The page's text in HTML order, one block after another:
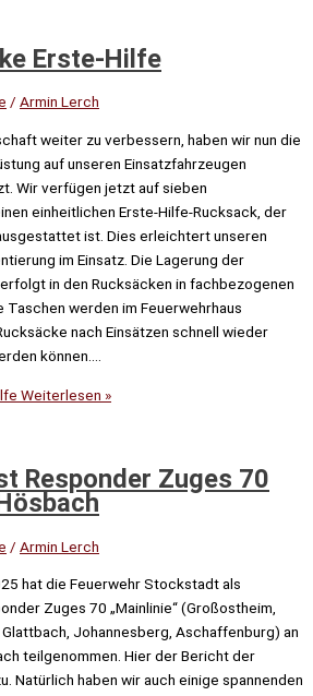
Erste-Hilfe
/ Armin Lerch
weiter zu verbessern, haben wir nun die
auf unseren Einsatzfahrzeugen
Wir verfügen jetzt auf sieben
einheitlichen Erste-Hilfe-Rucksack, der
ist. Dies erleichtert unseren
im Einsatz. Die Lagerung der
in den Rucksäcken in fachbezogenen
werden im Feuerwehrhaus
nach Einsätzen schnell wieder
können….
Weiterlesen »
Responder Zuges 70
/ Armin Lerch
hat die Feuerwehr Stockstadt als
Zuges 70 „Mainlinie“ (Großostheim,
Johannesberg, Aschaffenburg) an
teilgenommen. Hier der Bericht der
Natürlich haben wir auch einige spannenden